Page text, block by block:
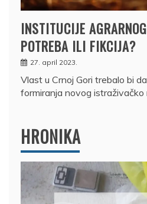
INSTITUCIJE
POTREBA ILI FIKCIJA?
27. april 2023.
Vlast u Crnoj Gori trebalo bi
formiranja novog
HRONIKA